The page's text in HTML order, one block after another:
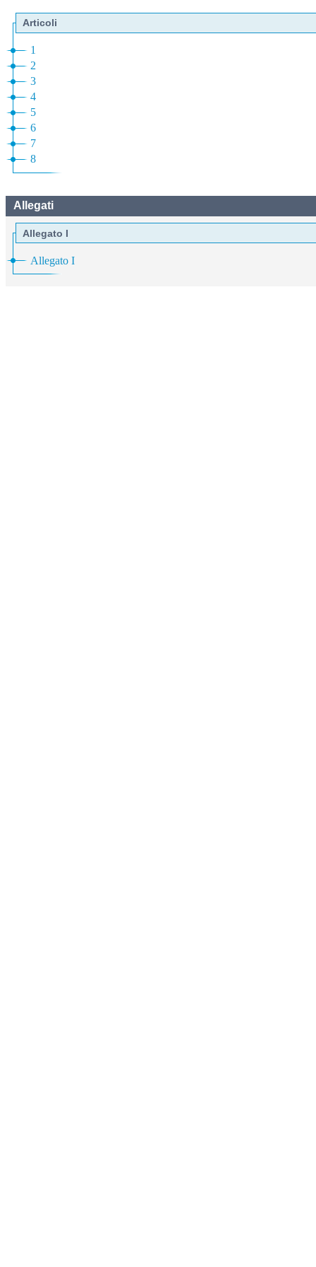
Articoli
1
2
3
4
5
6
7
8
Allegati
Allegato I
Allegato I